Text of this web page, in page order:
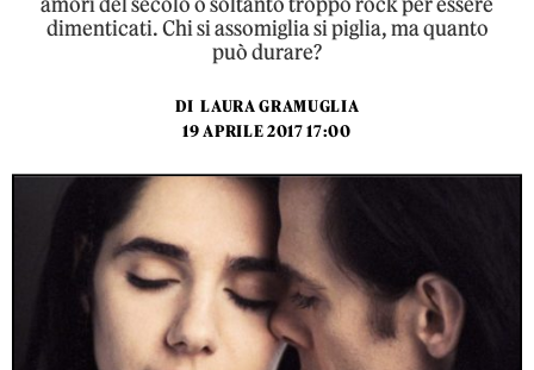
dimenticati. Chi si assomiglia si piglia, ma quanto
può durare?
DI LAURA GRAMUGLIA
19 APRILE 2017 17:00